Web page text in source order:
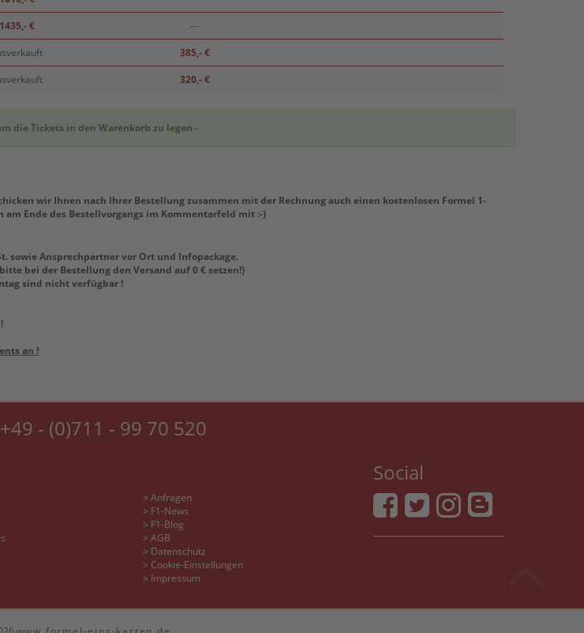
1435,- €
---
385,- €
320,- €
die Tickets in den Warenkorb zu legen -
wir Ihnen nach Ihrer Bestellung zusammen mit der Rechnung auch einen kostenlosen Formel 1-
am Ende des Bestellvorgangs im Kommentarfeld mit :-)
sowie Ansprechpartner vor Ort und Infopackage.
bei der Bestellung den Versand auf 0 € setzen!)
sind nicht verfügbar !
an !
+49 - (0)711 - 99 70 520
> Anfragen
> F1-News
> F1-Blog
> AGB
> Datenschutz
> Cookie-Einstellungen
> Impressum
Social